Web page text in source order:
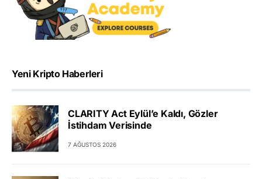
Yeni Kripto Haberleri
CLARITY Act Eylül’e Kaldı, Gözler
İstihdam Verisinde
7 AĞUSTOS 2026